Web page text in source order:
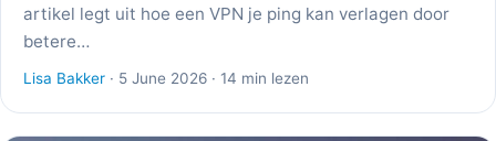
artikel legt uit hoe een VPN je ping kan verlagen door
betere…
Lisa Bakker · 5 June 2026 · 14 min lezen